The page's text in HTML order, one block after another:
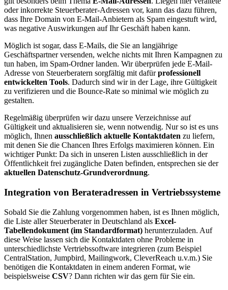
oder inkorrekte Steuerberater-Adressen vor, kann das dazu führen,
dass Ihre Domain von E-Mail-Anbietern als Spam eingestuft wird,
was negative Auswirkungen auf Ihr Geschäft haben kann.
Möglich ist sogar, dass E-Mails, die Sie an langjährige
Geschäftspartner versenden, welche nichts mit Ihren Kampagnen zu
tun haben, im Spam-Ordner landen. Wir überprüfen jede E-Mail-
Adresse von Steuerberatern sorgfältig mit dafürprofessionell
entwickelten Tools. Dadurch sind wir in der Lage, ihre Gültigkeit
zu verifizieren und die Bounce-Rate so minimal wie möglich zu
gestalten.
Regelmäßig überprüfen wir dazu unsere Verzeichnisse auf
Gültigkeit und aktualisieren sie, wenn notwendig. Nur so ist es uns
möglich, Ihnen ausschließlich aktuelle Kontaktdaten zu liefern,
mit denen Sie die Chancen Ihres Erfolgs maximieren können. Ein
wichtiger Punkt: Da sich in unseren Listen ausschließlich in der
Öffentlichkeit frei zugängliche Daten befinden, entsprechen sie der
aktuellen Datenschutz-Grundverordnung.
Integration von Berateradressen in Vertriebssysteme
Sobald Sie die Zahlung vorgenommen haben, ist es Ihnen möglich,
die Liste aller Steuerberater in Deutschland als Excel-
Tabellendokument (im Standardformat) herunterzuladen. Auf
diese Weise lassen sich die Kontaktdaten ohne Probleme in
unterschiedlichste Vertriebssoftware integrieren (zum Beispiel
CentralStation, Jumpbird, Mailingwork, CleverReach u.v.m.) Sie
benötigen die Kontaktdaten in einem anderen Format, wie
beispielsweise CSV? Dann richten wir das gern für Sie ein.